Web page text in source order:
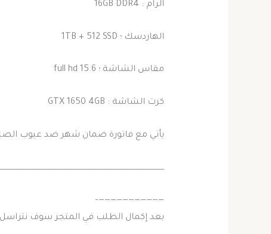
الرام : 16GB DDR4
الهاردسك ؛ 1TB + 512 SSD
مقاس الشاشة ؛ 15.6 full hd
كرت الشاشة : GTX 1650 4GB
يأتي مع فاتورة ضمان شهر ضد عيوب
———————————–
بعد إكمال الطلب في المتجر سوف